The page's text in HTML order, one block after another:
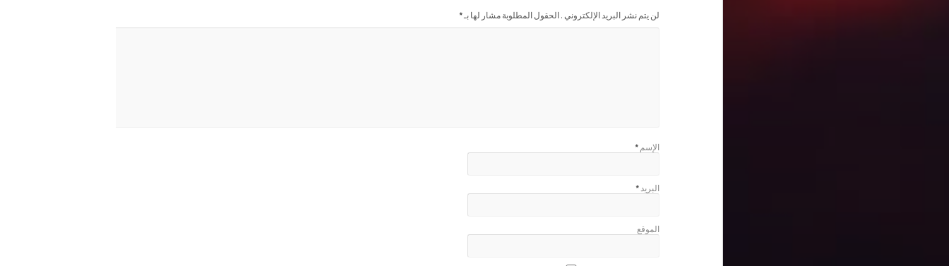
لن يتم نشر البريد الإلكتروني . الحقول المطلوبة مشار لها بـ*
الإسم *
البريد*
الموقع